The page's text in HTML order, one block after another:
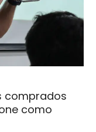
comprados
como